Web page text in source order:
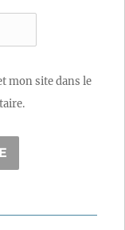
mon site dans le